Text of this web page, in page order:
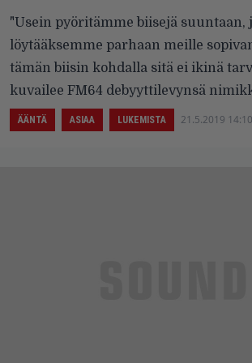
"Usein pyöritämme biisejä suuntaan,
löytääksemme parhaan meille
tämän biisin kohdalla sitä ei ikinä
kuvailee FM64 debyyttilevynsä
ÄÄNTÄ ASIAA LUKEMISTA 21.5.2019 14:10